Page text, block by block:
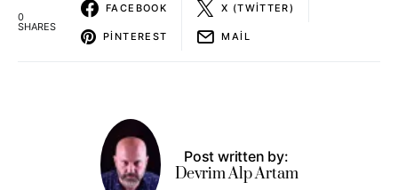
0
SHARES
FACEBOOK X (TWITTER)
PINTEREST MAIL
Post written by:
Devrim Alp Artam